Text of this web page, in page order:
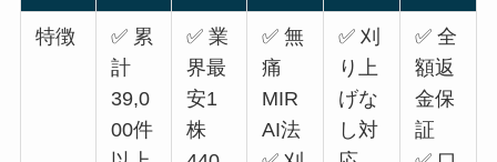
特徴
✅ 累
計
39,0
00件
✅ 業
界最
安1
株
✅ 無
痛
MIR
AI法
✅ 刈
り上
げな
し対
✅ 全
額返
金保
証